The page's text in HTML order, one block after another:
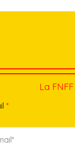
La
*